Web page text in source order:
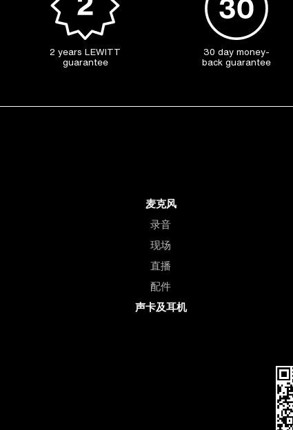
2 years LEWITT
guarantee
30 day money-
back guarantee
麦克风
录音
现场
直播
配件
声卡及耳机